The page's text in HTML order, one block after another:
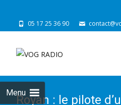
05 17 25 36 90
Menu
Royan : le pilote